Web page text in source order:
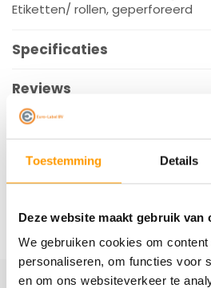
Toestemming Details
Deze website maakt gebruik van
We gebruiken cookies om
personaliseren, om functies voor
en om ons websiteverkeer te
Etiketten/ rollen, geperforeerd
Specificaties
Reviews
Gerelateerde producten